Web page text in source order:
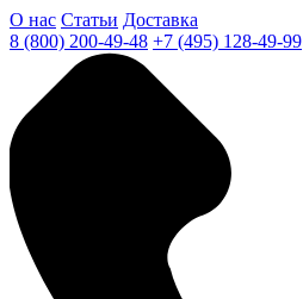
О нас Статьи Доставка
8 (800) 200-49-48 +7 (495) 128-49-99